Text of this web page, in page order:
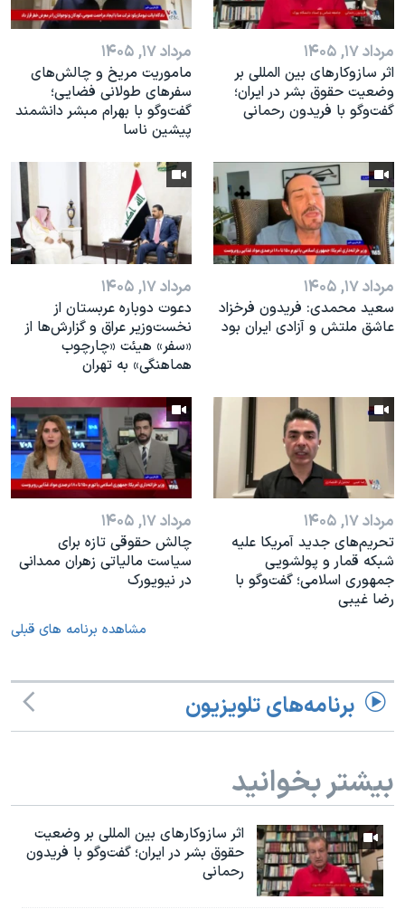
همایش محافظه‌کاران آمریکا «سی‌پک»
صفحه‌های ویژه
مرداد ۱۷, ۱۴۰۵
اثر ساز‌و‌کارهای بین المللی بر
وضعیت حقوق بشر در ایران؛
گفت‌وگو با فریدون رحمانی
مرداد ۱۷, ۱۴۰۵
ماموریت مریخ و چالش‌های
سفرهای طولانی فضایی؛
گفت‌وگو با بهرام مبشر دانشمند
پیشین ناسا
مرداد ۱۷, ۱۴۰۵
سعید محمدی: فریدون فرخزاد
عاشق ملتش و آزادی ایران بود
مرداد ۱۷, ۱۴۰۵
دعوت دوباره عربستان از
نخست‌وزیر عراق و گزارش‌ها از
«سفر» هیئت «چارچوب
هماهنگی» به تهران
مرداد ۱۷, ۱۴۰۵
تحریم‌های جدید آمریکا علیه
شبکه قمار و پولشویی
جمهوری اسلامی؛ گفت‌وگو با
رضا غیبی
مرداد ۱۷, ۱۴۰۵
چالش حقوقی تازه برای
سیاست مالیاتی زهران ممدانی
در نیویورک
مشاهده برنامه های قبلی
برنامه‌های تلویزیون
بیشتر بخوانید
اثر ساز‌و‌کارهای بین المللی بر وضعیت
حقوق بشر در ایران؛ گفت‌وگو با فریدون
رحمانی